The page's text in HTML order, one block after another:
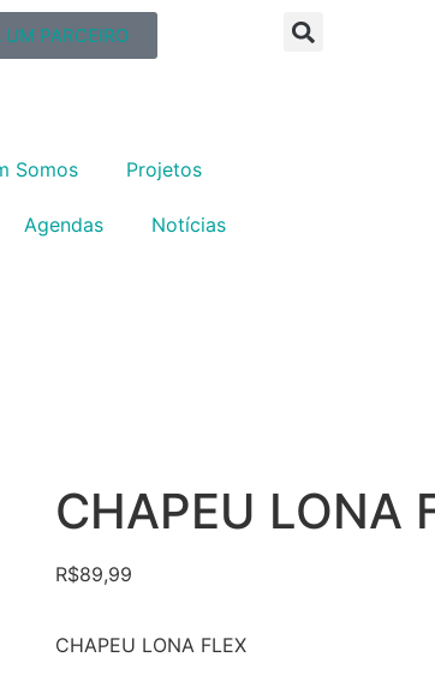
UM PARCEIRO
Somos Projetos
Agendas Notícias
CHAPEU LONA
R$89,99
CHAPEU LONA FLEX